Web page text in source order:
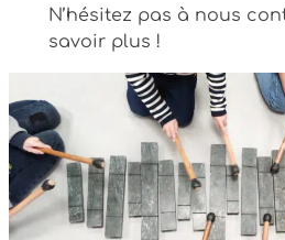
N’hésitez pas à nous
savoir plus !